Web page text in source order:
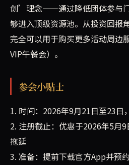
创’理念——通过降低团体参与
够进入顶级资源池。从投资回报
完全可以用于购买更多活动周边
VIP午餐会）。
参会小贴士
1. 时间：2026年9月21日至23日
2. 注册截止：优惠于2026年5月
拖延
3. 准备：提前下载官方App并预